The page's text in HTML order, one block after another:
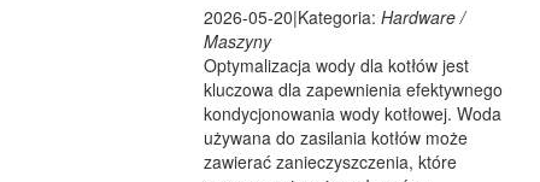
2026-05-20|Kategoria:Hardware /
Maszyny
Optymalizacja wody dla kotłów jest
kluczowa dla zapewnienia efektywnego
kondycjonowania wody kotłowej. Woda
używana do zasilania kotłów może
zawierać zanieczyszczenia, które